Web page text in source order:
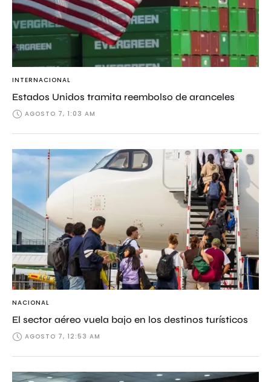
INTERNACIONAL
Estados Unidos tramita reembolso de aranceles
AGOSTO 7, 1:03 AM
NACIONAL
El sector aéreo vuela bajo en los destinos turísticos
AGOSTO 7, 12:53 AM